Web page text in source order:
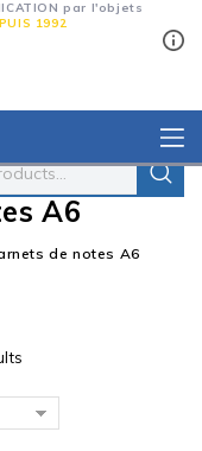
par l'objets
1992
A6
de notes A6